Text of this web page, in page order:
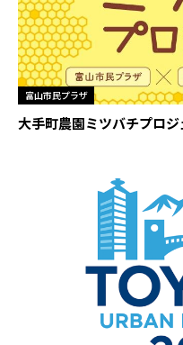
富山市民プラザ
大手町農園ミツバチプロ